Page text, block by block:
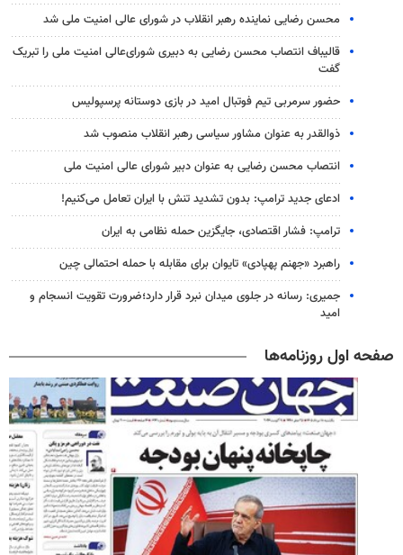
محسن رضایی نماینده رهبر انقلاب در شورای عالی امنیت ملی شد
قالیباف انتصاب محسن رضایی به دبیری شورای‌عالی امنیت ملی را تبریک
گفت
حضور سرمربی تیم فوتبال امید در بازی دوستانه پرسپولیس
ذوالقدر به عنوان مشاور سیاسی رهبر انقلاب منصوب شد
انتصاب محسن رضایی به عنوان دبیر شورای عالی امنیت ملی
ادعای جدید ترامپ: بدون تشدید تنش با ایران تعامل می‌کنیم!
ترامپ: فشار اقتصادی، جایگزین حمله نظامی به ایران
راهبرد «جهنم پهپادی» تایوان برای مقابله با حمله احتمالی چین
جمیری: رسانه‌ در جلوی میدان نبرد قرار دارد؛ضرورت تقویت انسجام و
امید
صفحه اول روزنامه‌ها